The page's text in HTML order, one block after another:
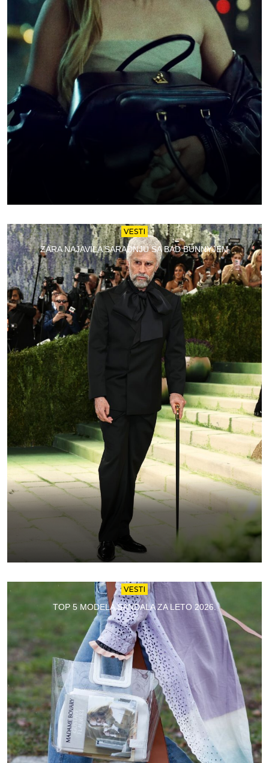
VESTI
ZARA NAJAVILA SARADNJU SA BAD BUNNYJEM
VESTI
TOP 5 MODELA SANDALA ZA LETO 2026.